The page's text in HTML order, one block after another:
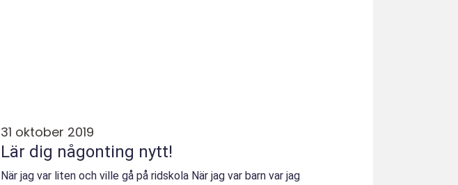
31 oktober 2019
Lär dig någonting nytt!
När jag var liten och ville gå på ridskola När jag var barn var jag